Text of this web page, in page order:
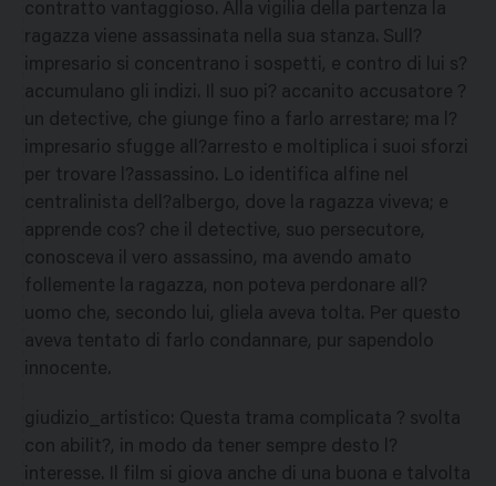
contratto vantaggioso. Alla vigilia della partenza la
ragazza viene assassinata nella sua stanza. Sull?
impresario si concentrano i sospetti, e contro di lui s?
accumulano gli indizi. Il suo pi? accanito accusatore ?
un detective, che giunge fino a farlo arrestare; ma l?
impresario sfugge all?arresto e moltiplica i suoi sforzi
per trovare l?assassino. Lo identifica alfine nel
centralinista dell?albergo, dove la ragazza viveva; e
apprende cos? che il detective, suo persecutore,
conosceva il vero assassino, ma avendo amato
follemente la ragazza, non poteva perdonare all?
uomo che, secondo lui, gliela aveva tolta. Per questo
aveva tentato di farlo condannare, pur sapendolo
innocente.
giudizio_artistico: Questa trama complicata ? svolta
con abilit?, in modo da tener sempre desto l?
interesse. Il film si giova anche di una buona e talvolta